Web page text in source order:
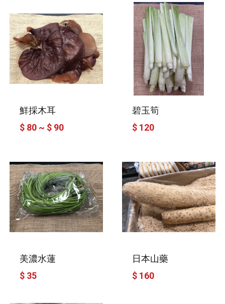
鮮採木耳
$ 80 ~ $ 90
碧玉筍
$ 120
美濃水蓮
$ 35
日本山藥
$ 160